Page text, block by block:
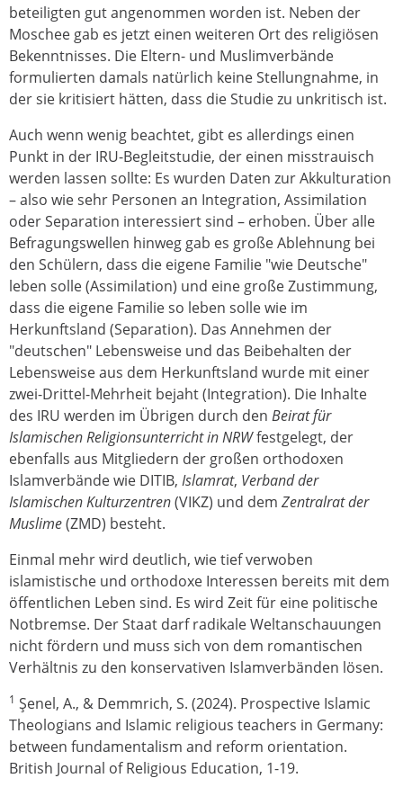
beteiligten gut angenommen worden ist. Neben der
Moschee gab es jetzt einen weiteren Ort des religiösen
Bekenntnisses. Die Eltern- und Muslimverbände
formulierten damals natürlich keine Stellungnahme, in
der sie kritisiert hätten, dass die Studie zu unkritisch ist.
Auch wenn wenig beachtet, gibt es allerdings einen
Punkt in der IRU-Begleitstudie, der einen misstrauisch
werden lassen sollte: Es wurden Daten zur Akkulturation
– also wie sehr Personen an Integration, Assimilation
oder Separation interessiert sind – erhoben. Über alle
Befragungswellen hinweg gab es große Ablehnung bei
den Schülern, dass die eigene Familie "wie Deutsche"
leben solle (Assimilation) und eine große Zustimmung,
dass die eigene Familie so leben solle wie im
Herkunftsland (Separation). Das Annehmen der
"deutschen" Lebensweise und das Beibehalten der
Lebensweise aus dem Herkunftsland wurde mit einer
zwei-Drittel-Mehrheit bejaht (Integration). Die Inhalte
des IRU werden im Übrigen durch den Beirat für
Islamischen Religionsunterricht in NRWfestgelegt, der
ebenfalls aus Mitgliedern der großen orthodoxen
Islamverbände wie DITIB, Islamrat, Verband der
Islamischen Kulturzentren(VIKZ) und dem Zentralrat der
Muslime(ZMD) besteht.
Einmal mehr wird deutlich, wie tief verwoben
islamistische und orthodoxe Interessen bereits mit dem
öffentlichen Leben sind. Es wird Zeit für eine politische
Notbremse. Der Staat darf radikale Weltanschauungen
nicht fördern und muss sich von dem romantischen
Verhältnis zu den konservativen Islamverbänden lösen.
1 Şenel, A., & Demmrich, S. (2024). Prospective Islamic
Theologians and Islamic religious teachers in Germany:
between fundamentalism and reform orientation.
British Journal of Religious Education, 1-19.